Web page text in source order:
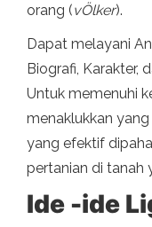
orang (vÖlker).
Dapat melayani
Biografi, Karakter,
Untuk memenuhi
menaklukkan
yang efektif
pertanian di tanah
Ide -ide